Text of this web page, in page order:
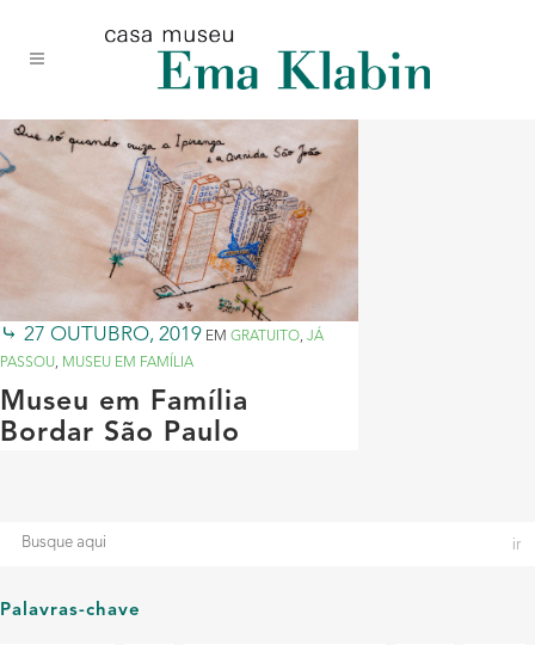
conteúdo
navegação
site
27 OUTUBRO, 2019 EM GRATUITO, JÁ
PASSOU, MUSEU EM FAMÍLIA
Museu em Família
Bordar São Paulo
Palavras-chave